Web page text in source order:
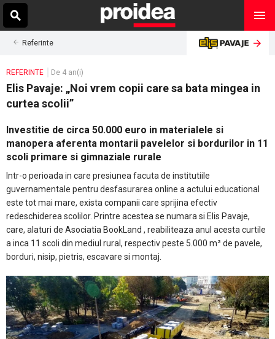
Referinte
REFERINTE De 4 an(i)
Elis Pavaje: „Noi vrem copii care sa bata mingea in
curtea scolii”
Investitie de circa 50.000 euro in materialele si
manopera aferenta montarii pavelelor si bordurilor in 11
scoli primare si gimnaziale rurale
Intr-o perioada in care presiunea facuta de institutiile
guvernamentale pentru desfasurarea online a actului educational
este tot mai mare, exista companii care sprijina efectiv
redeschiderea scolilor. Printre acestea se numara si Elis Pavaje,
care, alaturi de Asociatia BookLand , reabiliteaza anul acesta curtile
a inca 11 scoli din mediul rural, respectiv peste 5.000 m² de pavele,
borduri, nisip, pietris, escavare si montaj.